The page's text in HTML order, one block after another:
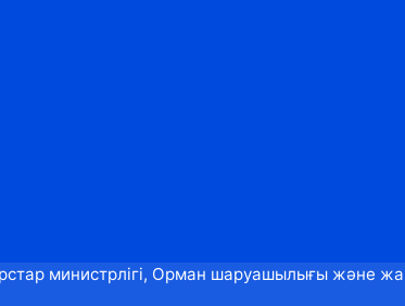
министрлігі, Орман шаруашылығы және